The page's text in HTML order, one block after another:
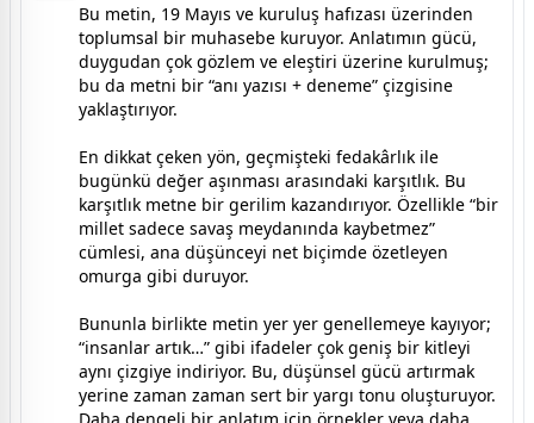
Bu metin, 19 Mayıs ve kuruluş hafızası üzerinden
toplumsal bir muhasebe kuruyor. Anlatımın gücü,
duygudan çok gözlem ve eleştiri üzerine kurulmuş;
bu da metni bir “anı yazısı + deneme” çizgisine
yaklaştırıyor.
En dikkat çeken yön, geçmişteki fedakârlık ile
bugünkü değer aşınması arasındaki karşıtlık. Bu
karşıtlık metne bir gerilim kazandırıyor. Özellikle “bir
millet sadece savaş meydanında kaybetmez”
cümlesi, ana düşünceyi net biçimde özetleyen
omurga gibi duruyor.
Bununla birlikte metin yer yer genellemeye kayıyor;
“insanlar artık…” gibi ifadeler çok geniş bir kitleyi
aynı çizgiye indiriyor. Bu, düşünsel gücü artırmak
yerine zaman zaman sert bir yargı tonu oluşturuyor.
Daha dengeli bir anlatım için örnekler veya daha